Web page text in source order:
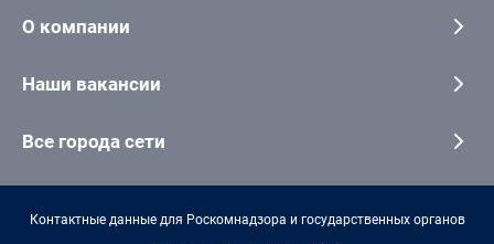
О компании
Наши вакансии
Все города сети
Контактные данные для Роскомнадзора и государственных органов